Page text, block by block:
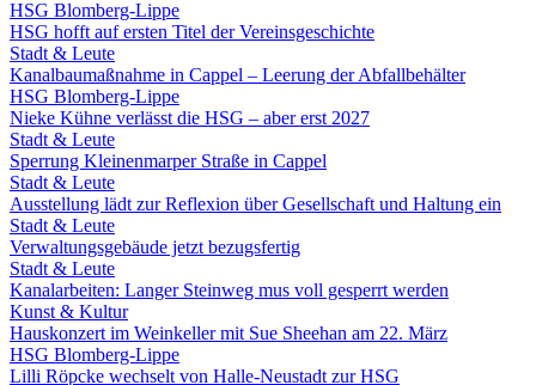
HSG Blomberg-Lippe
HSG hofft auf ersten Titel der Vereinsgeschichte
Stadt & Leute
Kanalbaumaßnahme in Cappel – Leerung der Abfallbehälter
HSG Blomberg-Lippe
Nieke Kühne verlässt die HSG – aber erst 2027
Stadt & Leute
Sperrung Kleinenmarper Straße in Cappel
Stadt & Leute
Ausstellung lädt zur Reflexion über Gesellschaft und Haltung ein
Stadt & Leute
Verwaltungsgebäude jetzt bezugsfertig
Stadt & Leute
Kanalarbeiten: Langer Steinweg mus voll gesperrt werden
Kunst & Kultur
Hauskonzert im Weinkeller mit Sue Sheehan am 22. März
HSG Blomberg-Lippe
Lilli Röpcke wechselt von Halle-Neustadt zur HSG